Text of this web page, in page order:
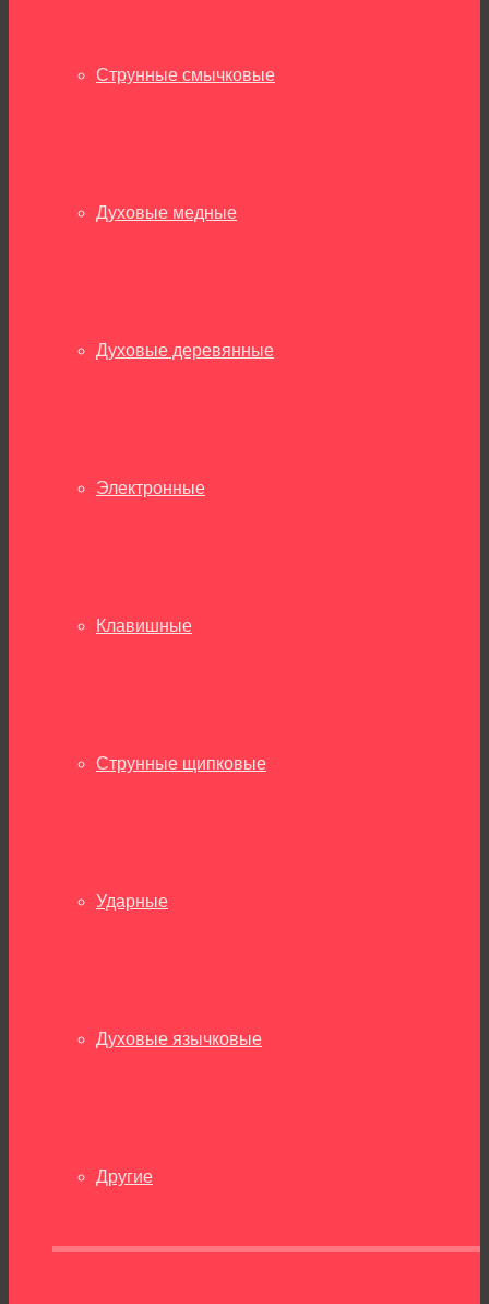
Струнные смычковые
Духовые медные
Духовые деревянные
Электронные
Клавишные
Струнные щипковые
Ударные
Духовые язычковые
Другие